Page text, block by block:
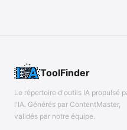
ToolFinder
Le répertoire d'outils IA propulsé
l'IA. Générés par ContentMaster,
validés par notre équipe.